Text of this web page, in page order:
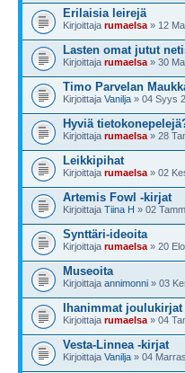
Erilaisia leirejä
Kirjoittaja rumaelsa » 12
Lasten omat jutut
Kirjoittaja rumaelsa » 30
Timo Parvelan
Kirjoittaja Vanilja » 04 Syys
Hyviä
Kirjoittaja rumaelsa » 28
Leikkipihat
Kirjoittaja rumaelsa » 02
Artemis Fowl -kirjat
Kirjoittaja Tiina H » 02
Synttäri-ideoita
Kirjoittaja rumaelsa » 20
Museoita
Kirjoittaja annimonni » 03
Ihanimmat joulukirjat
Kirjoittaja rumaelsa » 04
Vesta-Linnea -kirjat
Kirjoittaja Vanilja » 04